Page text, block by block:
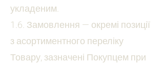
укладеним.
1.6. Замовлення — окремі позиції
з асортиментного переліку
Товару, зазначені Покупцем при